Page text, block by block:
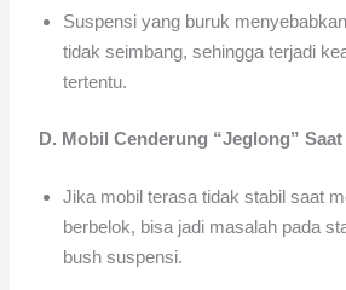
Suspensi yang buruk
tidak seimbang, sehingga terjadi
tertentu.
D. Mobil Cenderung “Jeglong”
Jika mobil terasa tidak stabil saat
berbelok, bisa jadi masalah pada
bush suspensi.